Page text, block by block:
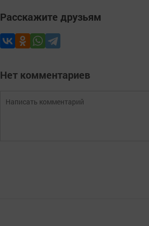
Расскажите друзьям
Нет комментариев